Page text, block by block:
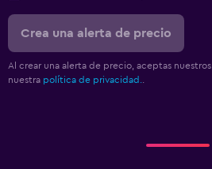
Crea una alerta de precio
Al crear una alerta de precio, aceptas nuestros
nuestra política de privacidad.